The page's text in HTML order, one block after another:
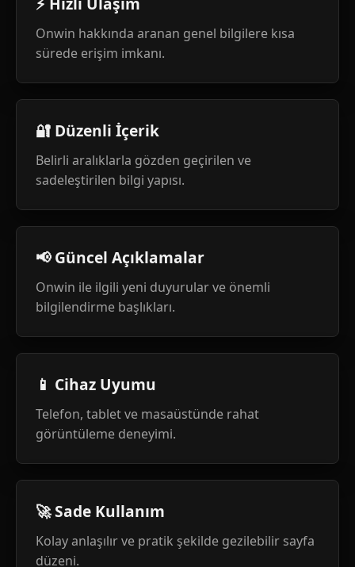
Onwin hakkında aranan genel bilgilere kısa
sürede erişim imkanı.
🔐 Düzenli İçerik
Belirli aralıklarla gözden geçirilen ve
sadeleştirilen bilgi yapısı.
📢 Güncel Açıklamalar
Onwin ile ilgili yeni duyurular ve önemli
bilgilendirme başlıkları.
📱 Cihaz Uyumu
Telefon, tablet ve masaüstünde rahat
görüntüleme deneyimi.
🚀 Sade Kullanım
Kolay anlaşılır ve pratik şekilde gezilebilir sayfa
düzeni.